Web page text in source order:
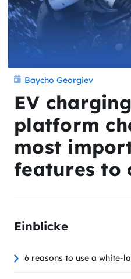
Baycho Georgiev
EV
platform
most
features to
Einblicke
6 reasons to use a white-